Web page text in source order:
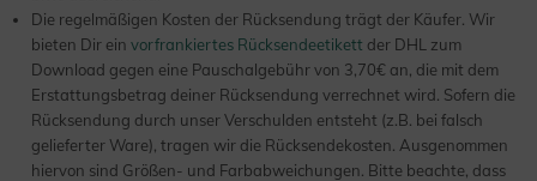
Die regelmäßigen Kosten der Rücksendung trägt der Käufer. Wir
bieten Dir ein vorfrankiertes Rücksendeetikett der DHL zum
Download gegen eine Pauschalgebühr von 3,70€ an, die mit dem
Erstattungsbetrag deiner Rücksendung verrechnet wird. Sofern die
Rücksendung durch unser Verschulden entsteht (z.B. bei falsch
gelieferter Ware), tragen wir die Rücksendekosten. Ausgenommen
hiervon sind Größen- und Farbabweichungen. Bitte beachte, dass